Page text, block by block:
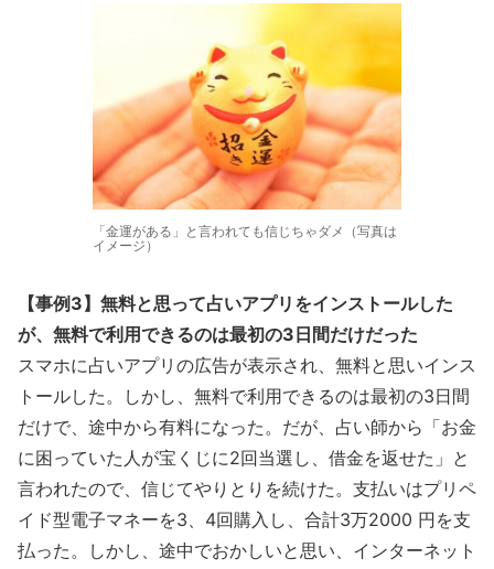
「金運がある」と言われても信じちゃダメ（写真は
イメージ）
【事例3】無料と思って占いアプリをインストールした
が、無料で利用できるのは最初の3日間だけだった
スマホに占いアプリの広告が表示され、無料と思いインス
トールした。しかし、無料で利用できるのは最初の3日間
だけで、途中から有料になった。だが、占い師から「お金
に困っていた人が宝くじに2回当選し、借金を返せた」と
言われたので、信じてやりとりを続けた。支払いはプリペ
イド型電子マネーを3、4回購入し、合計3万2000 円を支
払った。しかし、途中でおかしいと思い、インターネット